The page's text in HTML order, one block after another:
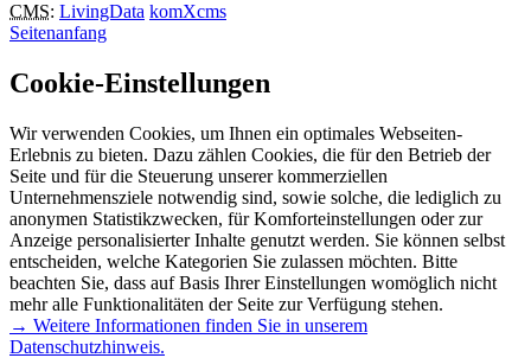
CMS: LivingData komXcms
Seitenanfang
Cookie-Einstellungen
Wir verwenden Cookies, um Ihnen ein optimales Webseiten-
Erlebnis zu bieten. Dazu zählen Cookies, die für den Betrieb der
Seite und für die Steuerung unserer kommerziellen
Unternehmensziele notwendig sind, sowie solche, die lediglich zu
anonymen Statistikzwecken, für Komforteinstellungen oder zur
Anzeige personalisierter Inhalte genutzt werden. Sie können selbst
entscheiden, welche Kategorien Sie zulassen möchten. Bitte
beachten Sie, dass auf Basis Ihrer Einstellungen womöglich nicht
mehr alle Funktionalitäten der Seite zur Verfügung stehen.
→ Weitere Informationen finden Sie in unserem
Datenschutzhinweis.